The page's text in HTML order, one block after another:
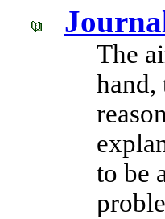
The
hand,
to be